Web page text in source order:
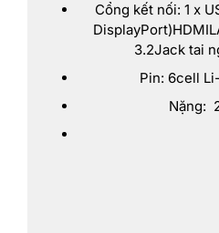
Cổng kết nối: 1 x
3.2Jack tai
Pin: 6cell
Nặng: